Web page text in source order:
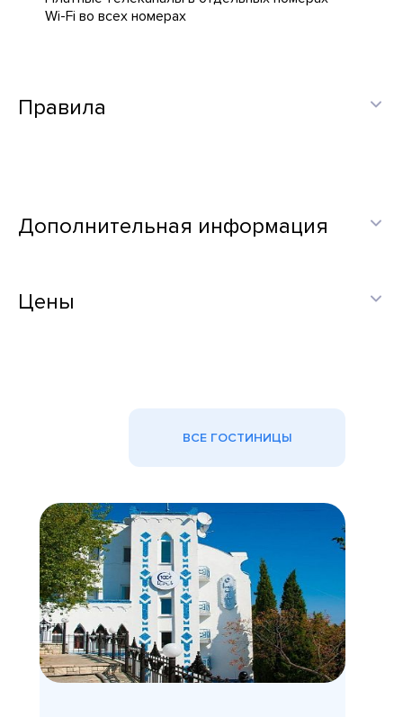
Wi-Fi во всех номерах
Правила
Дополнительная информация
Цены
ВСЕ ГОСТИНИЦЫ